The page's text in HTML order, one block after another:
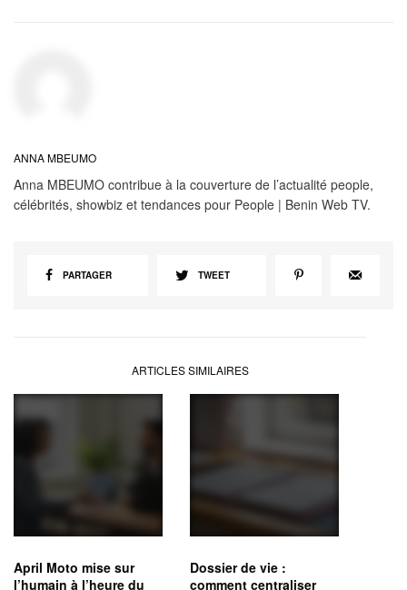
ANNA MBEUMO
Anna MBEUMO contribue à la couverture de l’actualité people,
célébrités, showbiz et tendances pour People | Benin Web TV.
PARTAGER TWEET
ARTICLES SIMILAIRES
April Moto mise sur
l’humain à l’heure du
Dossier de vie :
comment centraliser